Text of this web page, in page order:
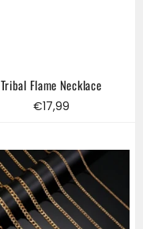
Tribal Flame Necklace
Regular
€17,99